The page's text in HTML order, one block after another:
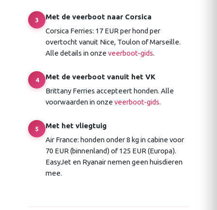
3
Met de veerboot naar Corsica
Corsica Ferries: 17 EUR per hond per
overtocht vanuit Nice, Toulon of Marseille.
Alle details in onze veerboot-gids.
4
Met de veerboot vanuit het VK
Brittany Ferries accepteert honden. Alle
voorwaarden in onze veerboot-gids.
5
Met het vliegtuig
Air France: honden onder 8 kg in cabine voor
70 EUR (binnenland) of 125 EUR (Europa).
EasyJet en Ryanair nemen geen huisdieren
mee.